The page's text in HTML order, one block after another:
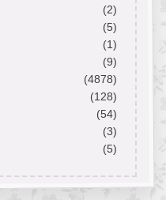
(2)
(5)
(1)
(9)
(4878)
(128)
(54)
(3)
(5)